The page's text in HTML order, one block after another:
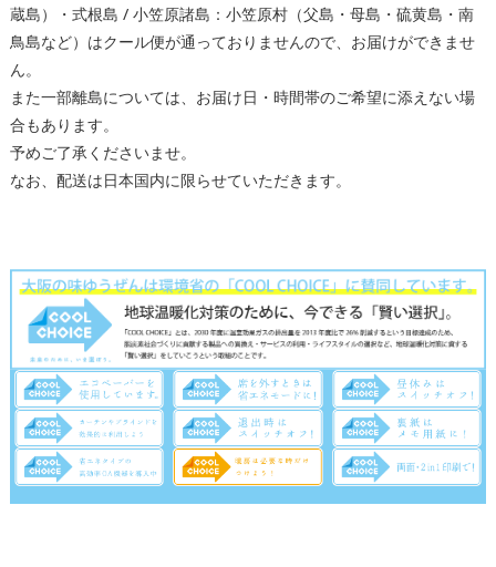
蔵島）・式根島 / 小笠原諸島：小笠原村（父島・母島・硫黄島・南
鳥島など）はクール便が通っておりませんので、お届けができませ
ん。
また一部離島については、お届け日・時間帯のご希望に添えない場
合もあります。
予めご了承くださいませ。
なお、配送は日本国内に限らせていただきます。